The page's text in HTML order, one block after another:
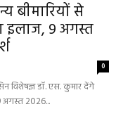
बीमारियों से
इलाज, 9 अगस्त
0
विशेषज्ञ डॉ. एस. कुमार देंगे
अगस्त 2026...